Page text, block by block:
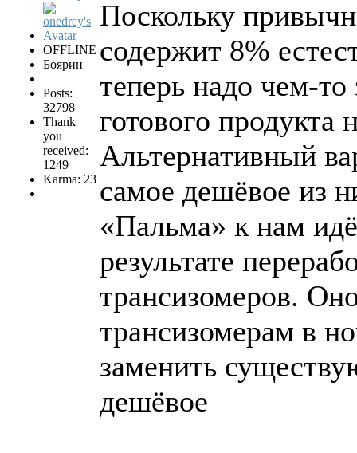
OFFLINE
Боярин
Posts:
32798
Thank
you
received:
1249
Karma: 23
Поскольку
содержит 8%
теперь надо чем-
готового продукта
Альтернативный
самое дешёвое из
«Пальма» к нам
результате
трансизомеров.
трансизомерам в
заменить
дешёвое